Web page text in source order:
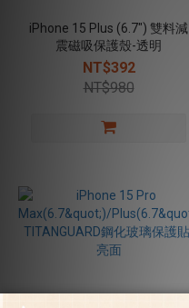
iPhone 15 Plus (6.7") 雙料減
震磁吸保護殼-透明
NT$392
NT$980